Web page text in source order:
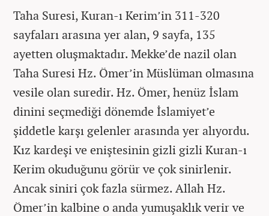
Taha Suresi, Kuran-ı Kerim’in 311-320
sayfaları arasına yer alan, 9 sayfa, 135
ayetten oluşmaktadır. Mekke’de nazil olan
Taha Suresi Hz. Ömer’in Müslüman olmasına
vesile olan suredir. Hz. Ömer, henüz İslam
dinini seçmediği dönemde İslamiyet’e
şiddetle karşı gelenler arasında yer alıyordu.
Kız kardeşi ve eniştesinin gizli gizli Kuran-ı
Kerim okuduğunu görür ve çok sinirlenir.
Ancak siniri çok fazla sürmez. Allah Hz.
Ömer’in kalbine o anda yumuşaklık verir ve